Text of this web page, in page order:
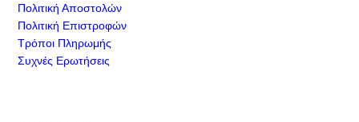
Πολιτική Αποστολών
Πολιτική Επιστροφών
Τρόποι Πληρωμής
Συχνές Ερωτήσεις